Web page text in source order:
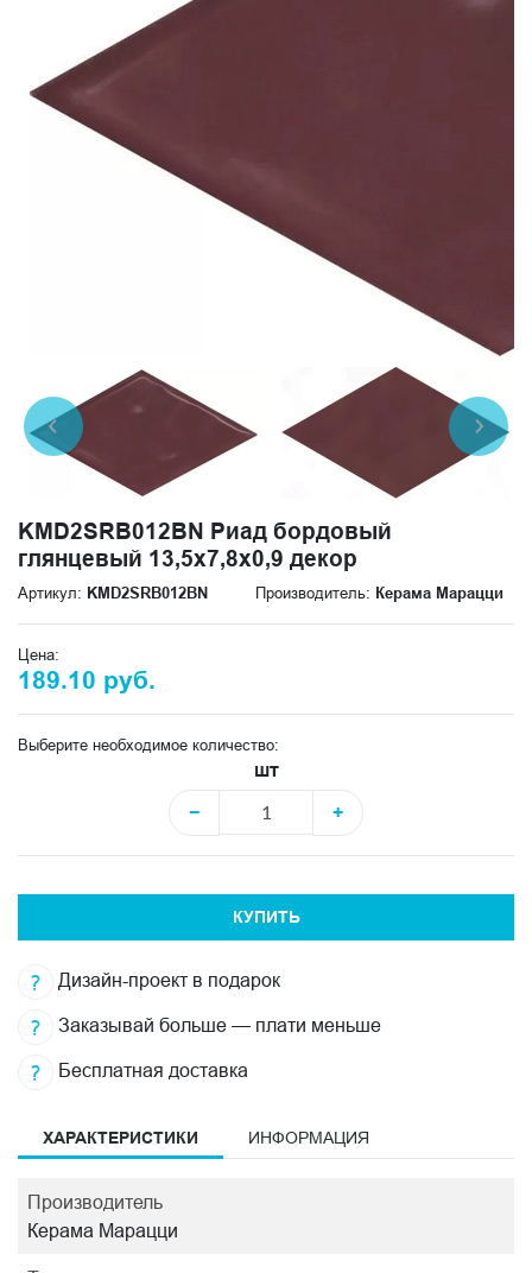
KMD2SRB012BN Риад бордовый
глянцевый 13,5x7,8x0,9 декор
Артикул: KMD2SRB012BN Производитель: Керама Марацци
Цена:
189.10 руб.
Выберите необходимое количество:
шт
−
+
КУПИТЬ
Дизайн-проект в подарок
Заказывай больше — плати меньше
Бесплатная доставка
ХАРАКТЕРИСТИКИ ИНФОРМАЦИЯ
Производитель
Керама Марацци